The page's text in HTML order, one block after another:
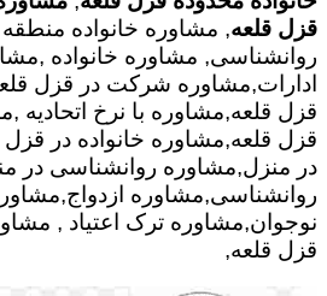
قزل قلعه, مشاوره خانواده
روانشناسی, مشاوره خانواده
ادارات,مشاوره شرکت در قزل
قزل قلعه,مشاوره با نرخ اتحادیه
قزل قلعه,مشاوره خانواده در قزل
در منزل,مشاوره روانشناسی در
روانشناسی,مشاوره
نوجوان,مشاوره ترک اعتیاد ,
قزل قلعه,